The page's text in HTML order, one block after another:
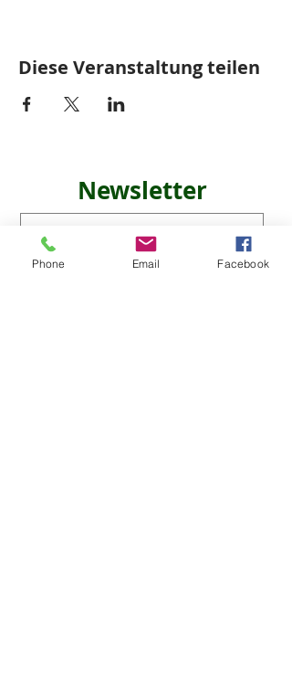
Diese Veranstaltung teilen
Newsletter
Phone Email Facebook